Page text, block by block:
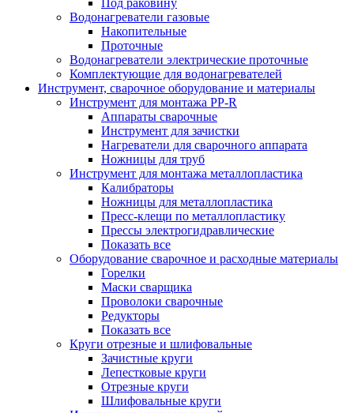
Под раковину
Водонагреватели газовые
Накопительные
Проточные
Водонагреватели электрические проточные
Комплектующие для водонагревателей
Инструмент, сварочное оборудование и материалы
Инструмент для монтажа PP-R
Аппараты сварочные
Инструмент для зачистки
Нагреватели для сварочного аппарата
Ножницы для труб
Инструмент для монтажа металлопластика
Калибраторы
Ножницы для металлопластика
Пресс-клещи по металлопластику
Прессы электрогидравлические
Показать все
Оборудование сварочное и расходные материалы
Горелки
Маски сварщика
Проволоки сварочные
Редукторы
Показать все
Круги отрезные и шлифовальные
Зачистные круги
Лепестковые круги
Отрезные круги
Шлифовальные круги